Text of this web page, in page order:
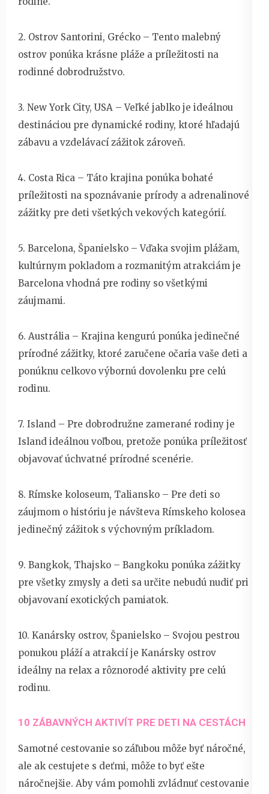
2. Ostrov Santorini, Grécko – Tento malebný
ostrov ponúka krásne pláže a príležitosti na
rodinné dobrodružstvo.
3. New York City, USA – Veľké jablko je ideálnou
destináciou pre dynamické rodiny, ktoré hľadajú
zábavu a vzdelávací zážitok zároveň.
4. Costa Rica – Táto krajina ponúka bohaté
príležitosti na spoznávanie prírody a adrenalinové
zážitky pre deti všetkých vekových kategórií.
5. Barcelona, Španielsko – Vďaka svojim plážam,
kultúrnym pokladom a rozmanitým atrakciám je
Barcelona vhodná pre rodiny so všetkými
záujmami.
6. Austrália – Krajina kengurú ponúka jedinečné
prírodné zážitky, ktoré zaručene očaria vaše deti a
ponúknu celkovo výbornú dovolenku pre celú
rodinu.
7. Island – Pre dobrodružne zamerané rodiny je
Island ideálnou voľbou, pretože ponúka príležitosť
objavovať úchvatné prírodné scenérie.
8. Rímske koloseum, Taliansko – Pre deti so
záujmom o históriu je návšteva Rímskeho kolosea
jedinečný zážitok s výchovným príkladom.
9. Bangkok, Thajsko – Bangkoku ponúka zážitky
pre všetky zmysly a deti sa určite nebudú nudiť pri
objavovaní exotických pamiatok.
10. Kanársky ostrov, Španielsko – Svojou pestrou
ponukou pláží a atrakcií je Kanársky ostrov
ideálny na relax a rôznorodé aktivity pre celú
rodinu.
10 ZÁBAVNÝCH AKTIVÍT PRE DETI NA CESTÁCH
Samotné cestovanie so záľubou môže byť náročné,
ale ak cestujete s deťmi, môže to byť ešte
náročnejšie. Aby vám pomohli zvládnuť cestovanie